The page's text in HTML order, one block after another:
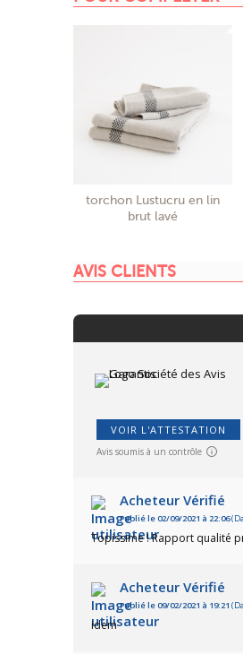
torchon Lustucru en lin
brut lavé
AVIS CLIENTS
VOIR L'ATTESTATION
Avis soumis à un contrôle
Acheteur Vérifié
Publié le 02/09/2021 à 22:06
Topissime ! Rapport qualité
Acheteur Vérifié
Publié le 09/02/2021 à 19:21
idem